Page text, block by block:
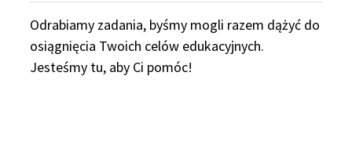
Odrabiamy zadania, byśmy mogli razem dążyć do
osiągnięcia Twoich celów edukacyjnych.
Jesteśmy tu, aby Ci pomóc!